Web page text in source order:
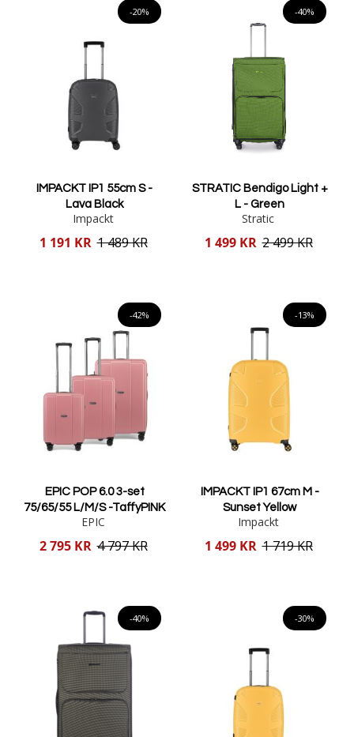
-20%
IMPACKT IP1 55cm S -
Lava Black
Impackt
Reducerat
1 191 KR 1 489 KR
-40%
STRATIC Bendigo Light +
L - Green
Stratic
Reducerat
1 499 KR 2 499 KR
-42%
EPIC POP 6.0 3-set
75/65/55 L/M/S -TaffyPINK
EPIC
Reducerat
2 795 KR 4 797 KR
-13%
IMPACKT IP1 67cm M -
Sunset Yellow
Impackt
Reducerat
1 499 KR 1 719 KR
-40% -30%